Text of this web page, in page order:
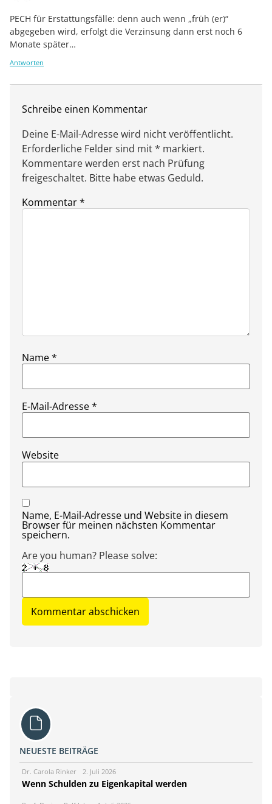
PECH für Erstattungsfälle: denn auch wenn „früh (er)“
abgegeben wird, erfolgt die Verzinsung dann erst noch 6
Monate später…
Antworten
Schreibe einen Kommentar
Deine E-Mail-Adresse wird nicht veröffentlicht.
Erforderliche Felder sind mit * markiert.
Kommentare werden erst nach Prüfung
freigeschaltet. Bitte habe etwas Geduld.
Kommentar*
Name*
E-Mail-Adresse*
Website
Name, E-Mail-Adresse und Website in diesem
Browser für meinen nächsten Kommentar
speichern.
Are you human? Please solve:
NEUESTE BEITRÄGE
Dr. Carola Rinker 2. Juli 2026
Wenn Schulden zu Eigenkapital werden